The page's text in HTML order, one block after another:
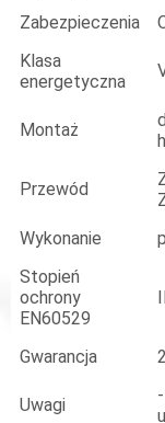
Zabezpieczenia
Klasa
energetyczna
Montaż
Przewód
Wykonanie
Stopień
ochrony
EN60529
Gwarancja
Uwagi